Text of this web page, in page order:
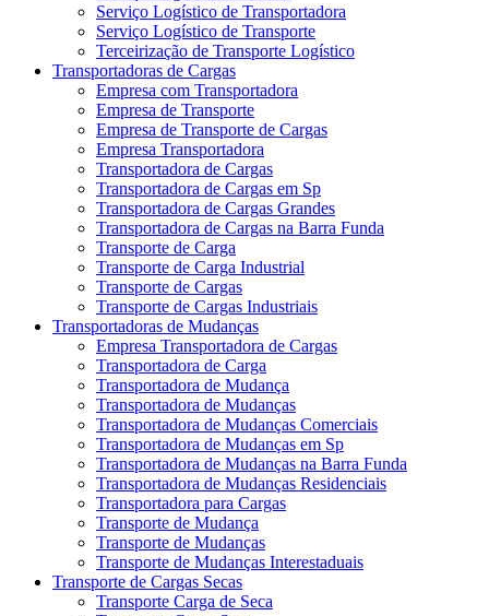
Serviço Logístico de Transportadora
Serviço Logístico de Transporte
Terceirização de Transporte Logístico
Transportadoras de Cargas
Empresa com Transportadora
Empresa de Transporte
Empresa de Transporte de Cargas
Empresa Transportadora
Transportadora de Cargas
Transportadora de Cargas em Sp
Transportadora de Cargas Grandes
Transportadora de Cargas na Barra Funda
Transporte de Carga
Transporte de Carga Industrial
Transporte de Cargas
Transporte de Cargas Industriais
Transportadoras de Mudanças
Empresa Transportadora de Cargas
Transportadora de Carga
Transportadora de Mudança
Transportadora de Mudanças
Transportadora de Mudanças Comerciais
Transportadora de Mudanças em Sp
Transportadora de Mudanças na Barra Funda
Transportadora de Mudanças Residenciais
Transportadora para Cargas
Transporte de Mudança
Transporte de Mudanças
Transporte de Mudanças Interestaduais
Transporte de Cargas Secas
Transporte Carga de Seca